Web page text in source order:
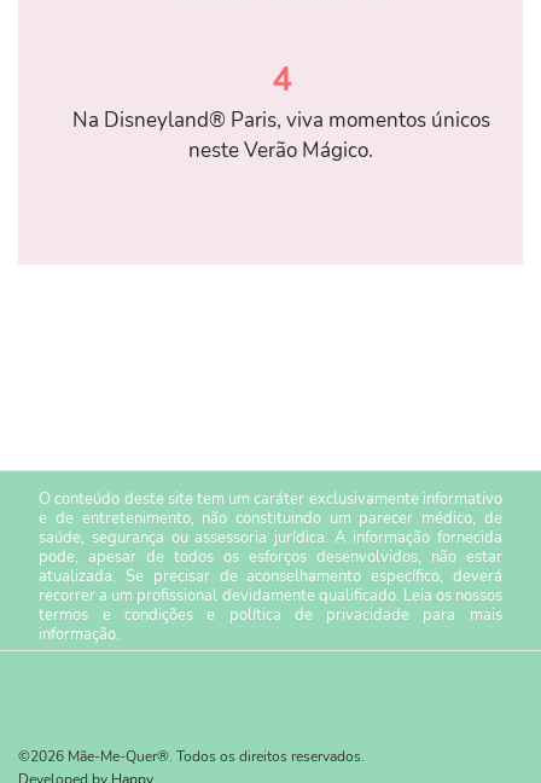
4
Na Disneyland® Paris, viva momentos únicos
neste Verão Mágico.
O conteúdo deste site tem um caráter exclusivamente informativo
e de entretenimento, não constituindo um parecer médico, de
saúde, segurança ou assessoria jurídica. A informação fornecida
pode, apesar de todos os esforços desenvolvidos, não estar
atualizada. Se precisar de aconselhamento específico, deverá
recorrer a um profissional devidamente qualificado. Leia os nossos
termos e condiçõese política de privacidade para mais
informação.
©2026 Mãe-Me-Quer®. Todos os direitos reservados.